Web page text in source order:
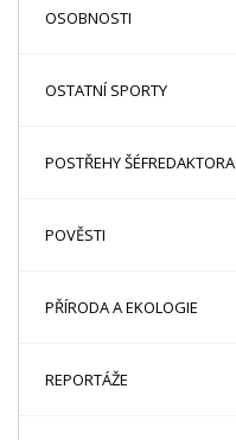
OSOBNOSTI
OSTATNÍ SPORTY
POSTŘEHY ŠÉFREDAKTORA
POVĚSTI
PŘÍRODA A EKOLOGIE
REPORTÁŽE